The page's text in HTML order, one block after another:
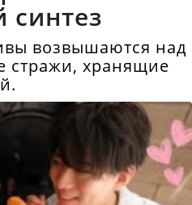
синтез
возвышаются над
стражи, хранящие